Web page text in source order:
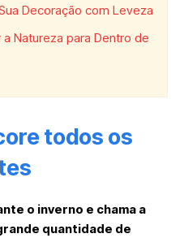
Decoração com Leveza
Natureza para Dentro de
todos os
o inverno e chama a
quantidade de